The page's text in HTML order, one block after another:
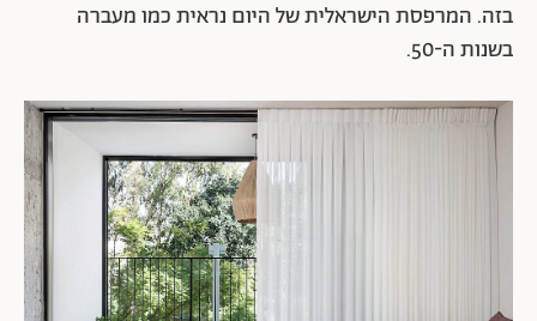
בזה. המרפסת הישראלית של היום נראית כמו מעברה
בשנות ה-50.